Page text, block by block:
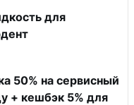
для
50% на сервисный
+ кешбэк 5% для